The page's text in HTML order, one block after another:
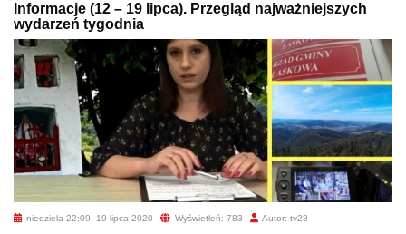
Informacje (12 – 19 lipca). Przegląd najważniejszych
wydarzeń tygodnia
niedziela 22:09, 19 lipca 2020 Wyświetleń: 783 Autor: tv28